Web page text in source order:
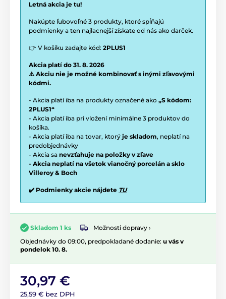
Letná akcia je tu!
Nakúpte ľubovoľné 3 produkty, ktoré spĺňajú
podmienky a ten najlacnejší získate od nás ako darček.
👉 V košíku zadajte kód: 2PLUS1
Akcia platí do 31. 8. 2026
⚠️ Akciu nie je možné kombinovať s inými zľavovými
kódmi.
- Akcia platí iba na produkty označené ako „S kódom:
2PLUS1“
- Akcia platí iba pri vložení minimálne 3 produktov do
košíka.
- Akcia platí iba na tovar, ktorý je skladom, neplatí na
predobjednávky
- Akcia sa nevzťahuje na položky v zľave
- Akcia neplatí na všetok vianočný porcelán a sklo
Villeroy & Boch
✔️ Podmienky akcie nájdete TU
Skladom 1 ks
Možnosti dopravy ›
Objednávky do 09:00, predpokladané dodanie: u vás v
pondelok 10. 8.
30,97 €
25,59 € bez DPH